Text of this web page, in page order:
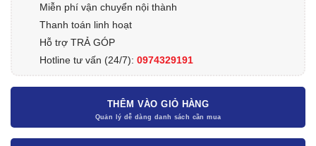
Miễn phí vận chuyển nội thành
Thanh toán linh hoạt
Hỗ trợ TRẢ GÓP
Hotline tư vấn (24/7): 0974329191
THÊM VÀO GIỎ HÀNG